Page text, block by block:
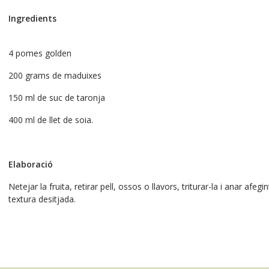
Ingredients
4 pomes golden
200 grams de maduixes
150 ml de suc de taronja
400 ml de llet de soia.
Elaboració
Netejar la fruita, retirar pell, ossos o llavors, triturar-la i anar
textura desitjada.